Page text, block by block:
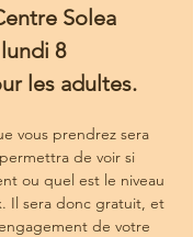
Solea
8
les adultes.
vous prendrez sera
de voir si
ou quel est le niveau
Il sera donc gratuit, et
de votre